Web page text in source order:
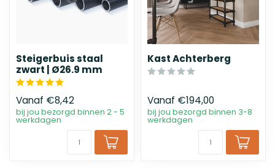
Steigerbuis staal
zwart | Ø26.9 mm
Vanaf €8,42
bij jou bezorgd binnen 2 - 5
werkdagen
Kast Achterberg
Vanaf €194,00
bij jou bezorgd binnen 3-8
werkdagen